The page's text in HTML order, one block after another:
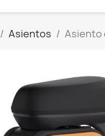
Asientos Asiento